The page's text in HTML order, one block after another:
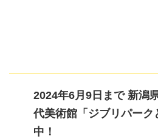
2024年6月9日まで 新潟
代美術館「ジブリパーク
中！